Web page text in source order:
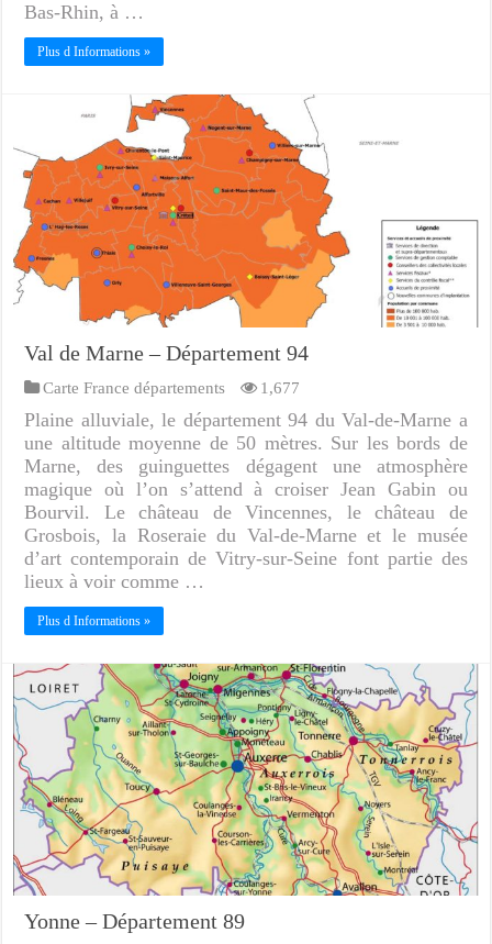
Bas-Rhin, à …
Plus d Informations »
Val de Marne – Département 94
Carte France départements 1,677
Plaine alluviale, le département 94 du Val-de-Marne a
une altitude moyenne de 50 mètres. Sur les bords de
Marne, des guinguettes dégagent une atmosphère
magique où l’on s’attend à croiser Jean Gabin ou
Bourvil. Le château de Vincennes, le château de
Grosbois, la Roseraie du Val-de-Marne et le musée
d’art contemporain de Vitry-sur-Seine font partie des
lieux à voir comme …
Plus d Informations »
Yonne – Département 89